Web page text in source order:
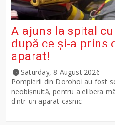
A ajuns la spital
după ce și-a prins
aparat!
Saturday, 8 August 2026
Pompierii din Dorohoi au fost
neobișnuită, pentru a elibera
dintr-un aparat casnic.